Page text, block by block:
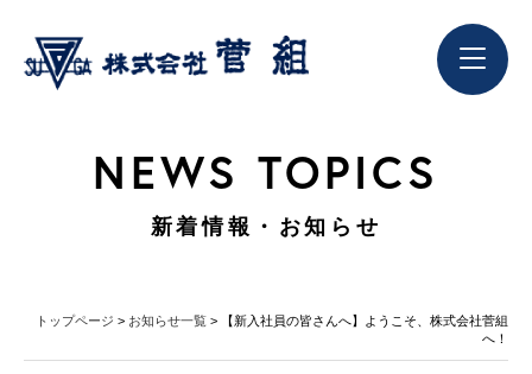
NEWS TOPICS
新着情報・お知らせ
トップページ > お知らせ一覧 > 【新入社員の皆さんへ】ようこそ、株式会社菅組
へ！